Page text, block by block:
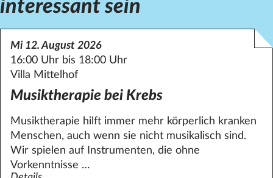
interessant sein
Mi 12. August 2026
16:00 Uhr bis 18:00 Uhr
Villa Mittelhof
Musiktherapie bei Krebs
Musiktherapie hilft immer mehr körperlich kranken
Menschen, auch wenn sie nicht musikalisch sind.
Wir spielen auf Instrumenten, die ohne
Vorkenntnisse …